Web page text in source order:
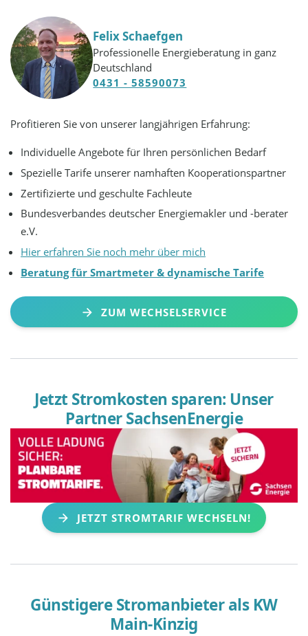
Felix Schaefgen
Professionelle Energieberatung in ganz
Deutschland
0431 - 58590073
Profitieren Sie von unserer langjährigen Erfahrung:
Individuelle Angebote für Ihren persönlichen Bedarf
Spezielle Tarife unserer namhaften Kooperationspartner
Zertifizierte und geschulte Fachleute
Bundesverbandes deutscher Energiemakler und -berater
e.V.
Hier erfahren Sie noch mehr über mich
Beratung für Smartmeter & dynamische Tarife
ZUM WECHSELSERVICE
Jetzt Stromkosten sparen: Unser
Partner SachsenEnergie
JETZT STROMTARIF WECHSELN!
Günstigere Stromanbieter als KW
Main-Kinzig